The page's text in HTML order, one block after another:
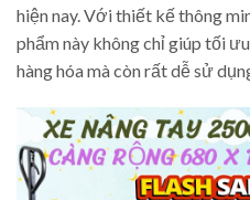
hiện nay. Với thiết kế thông
phẩm này không chỉ giúp tối
hàng hóa mà còn rất dễ sử